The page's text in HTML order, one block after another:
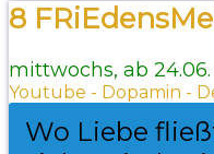
8
mittwochs, ab 24.06.
Youtube - Dopamin -
Wo Liebe